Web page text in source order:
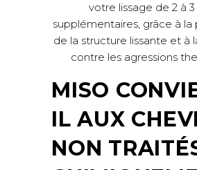
votre lissage de 2 à
supplémentaires, grâce à la
de la structure lissante et à
contre les agressions
MISO
IL AUX
NON